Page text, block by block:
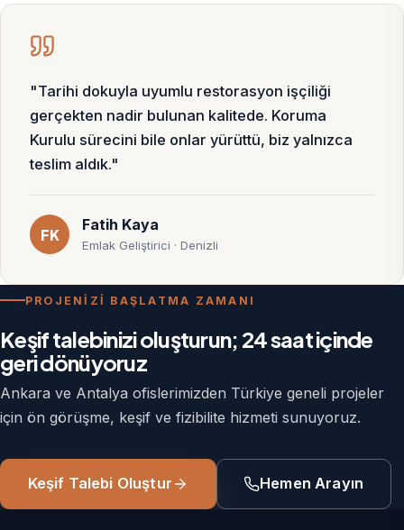
"Tarihi dokuyla uyumlu restorasyon işçiliği
gerçekten nadir bulunan kalitede. Koruma
Kurulu sürecini bile onlar yürüttü, biz yalnızca
teslim aldık."
FK
Fatih Kaya
Emlak Geliştirici · Denizli
PROJENİZİ BAŞLATMA ZAMANI
Keşif talebinizi oluşturun; 24 saat içinde
geri dönüyoruz
Ankara ve Antalya ofislerimizden Türkiye geneli projeler
için ön görüşme, keşif ve fizibilite hizmeti sunuyoruz.
Keşif Talebi Oluştur Hemen Arayın